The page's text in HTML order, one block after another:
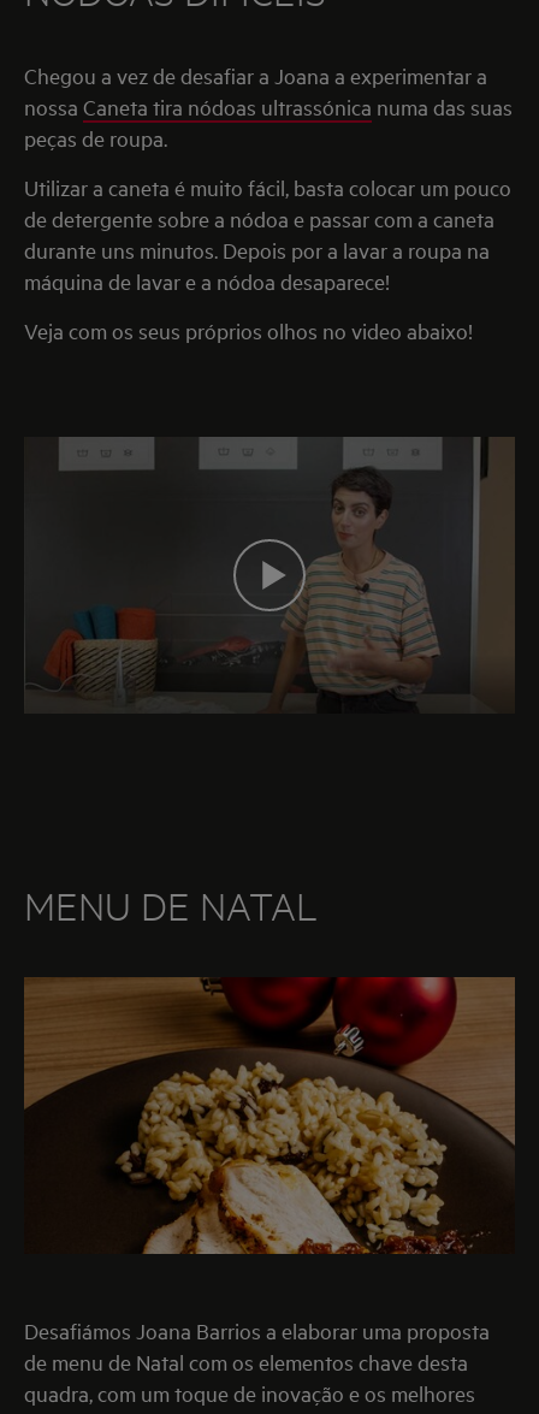
Chegou a vez de desafiar a Joana a experimentar a
nossa Caneta tira nódoas ultrassónica numa das suas
peças de roupa.
Utilizar a caneta é muito fácil, basta colocar um pouco
de detergente sobre a nódoa e passar com a caneta
durante uns minutos. Depois por a lavar a roupa na
máquina de lavar e a nódoa desaparece!
Veja com os seus próprios olhos no video abaixo!
MENU DE NATAL
Desafiámos Joana Barrios a elaborar uma proposta
de menu de Natal com os elementos chave desta
quadra, com um toque de inovação e os melhores